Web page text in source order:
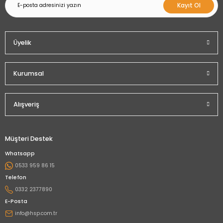
Kayıt Ol
Üyelik
Kurumsal
Alışveriş
Müşteri Destek
Whatsapp
0533 959 86 15
Telefon
0332 2377890
E-Posta
info@hsp.com.tr